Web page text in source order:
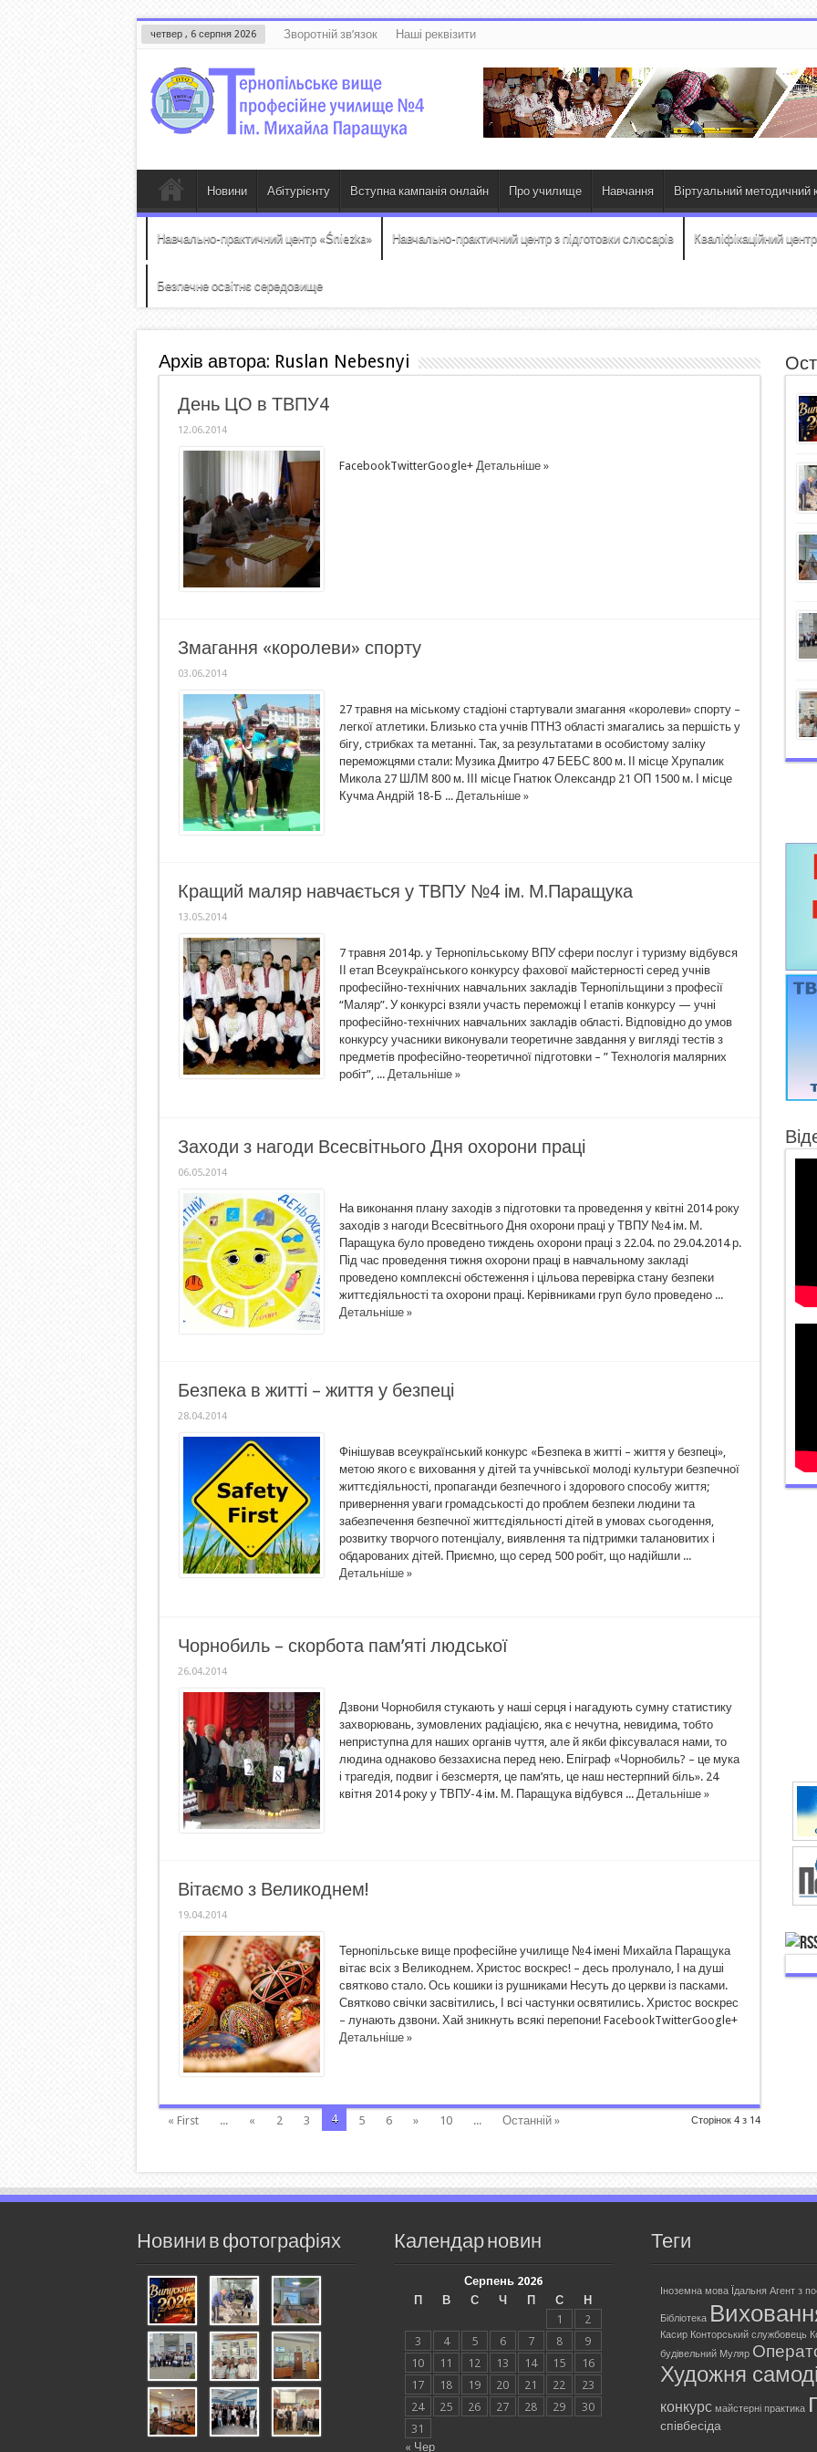
четвер , 6 серпня 2026 Зворотній зв’язок Наші реквізити
Новини Абітурієнту Вступна кампанія онлайн Про училище Навчання Віртуальний методичний
Навчально-практичний центр «Śniezka» Навчально-практичний центр з підготовки слюсарів Кваліфікаційний центр
Безпечне освітнє середовище
Архів автора: Ruslan Nebesnyi
День ЦО в ТВПУ4
12.06.2014
FacebookTwitterGoogle+ Детальніше »
Змагання «королеви» спорту
03.06.2014
27 травня на міському стадіоні стартували змагання «королеви» спорту –
легкої атлетики. Близько ста учнів ПТНЗ області змагались за першість у
бігу, стрибках та метанні. Так, за результатами в особистому заліку
переможцями стали: Музика Дмитро 47 БЕБС 800 м. ІІ місце Хрупалик
Микола 27 ШЛМ 800 м. ІІІ місце Гнатюк Олександр 21 ОП 1500 м. І місце
Кучма Андрій 18-Б ... Детальніше »
Кращий маляр навчається у ТВПУ №4 ім. М.Паращука
13.05.2014
7 травня 2014р. у Тернопільському ВПУ сфери послуг і туризму відбувся
ІІ етап Всеукраїнського конкурсу фахової майстерності серед учнів
професійно-технічних навчальних закладів Тернопільщини з професії
“Маляр”. У конкурсі взяли участь переможці І етапів конкурсу — учні
професійно-технічних навчальних закладів області. Відповідно до умов
конкурсу учасники виконували теоретичне завдання у вигляді тестів з
предметів професійно-теоретичної підготовки – ” Технологія малярних
робіт”, ... Детальніше »
Заходи з нагоди Всесвітнього Дня охорони праці
06.05.2014
На виконання плану заходів з підготовки та проведення у квітні 2014 року
заходів з нагоди Всесвітнього Дня охорони праці у ТВПУ №4 ім. М.
Паращука було проведено тиждень охорони праці з 22.04. по 29.04.2014 р.
Під час проведення тижня охорони праці в навчальному закладі
проведено комплексні обстеження і цільова перевірка стану безпеки
життєдіяльності та охорони праці. Керівниками груп було проведено ...
Детальніше »
Безпека в житті – життя у безпеці
28.04.2014
Фінішував всеукраїнський конкурс «Безпека в житті – життя у безпеці»,
метою якого є виховання у дітей та учнівської молоді культури безпечної
життєдіяльності, пропаганди безпечного і здорового способу життя;
привернення уваги громадськості до проблем безпеки людини та
забезпечення безпечної життєдіяльності дітей в умовах сьогодення,
розвитку творчого потенціалу, виявлення та підтримки талановитих і
обдарованих дітей. Приємно, що серед 500 робіт, що надійшли ...
Детальніше »
Чорнобиль – скорбота пам’яті людської
26.04.2014
Дзвони Чорнобиля стукають у наші серця і нагадують сумну статистику
захворювань, зумовлених радіацією, яка є нечутна, невидима, тобто
неприступна для наших органів чуття, але й якби фіксувалася нами, то
людина однаково беззахисна перед нею. Епіграф «Чорнобиль? – це мука
і трагедія, подвиг і безсмертя, це пам’ять, це наш нестерпний біль». 24
квітня 2014 року у ТВПУ-4 ім. М. Паращука відбувся ... Детальніше »
Вітаємо з Великоднем!
19.04.2014
Тернопільське вище професійне училище №4 імені Михайла Паращука
вітає всіх з Великоднем. Христос воскрес! – десь пролунало, І на душі
святково стало. Ось кошики із рушниками Несуть до церкви із пасками.
Святково свічки засвітились, І всі частунки освятились. Христос воскрес
– лунають дзвони. Хай зникнуть всякі перепони! FacebookTwitterGoogle+
Детальніше »
Сторінок 4 з 14
« First ... « 2 3 4 5 6 » 10 ... Останній »
Новини в фотографіях Календар новин
Серпень 2026
П
В С Ч П С Н
« Чер
1
2
3
4 5 6 7 8
9
10
11 12 13 14 15
16
17
18 19 20 21 22
23
24
25 26 27 28 29
30
31
Теги
Іноземна мова Їдальня Агент з
Бібліотека
Касир Конторський службовець
будівельний Муляр
Художня
конкурс майстерні практика
співбесіда